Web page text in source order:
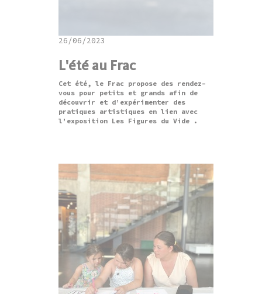
26/06/2023
L'été au Frac
Cet été, le Frac propose des rendez-
vous pour petits et grands afin de
découvrir et d’expérimenter des
pratiques artistiques en lien avec
l’exposition Les Figures du Vide .